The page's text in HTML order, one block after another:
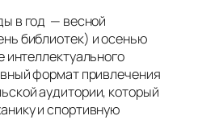
в год — весной
библиотек) и осенью
интеллектуального
формат привлечения
аудитории, который
и спортивную